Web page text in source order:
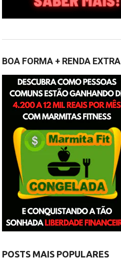
BOA FORMA + RENDA EXTRA
POSTS MAIS POPULARES